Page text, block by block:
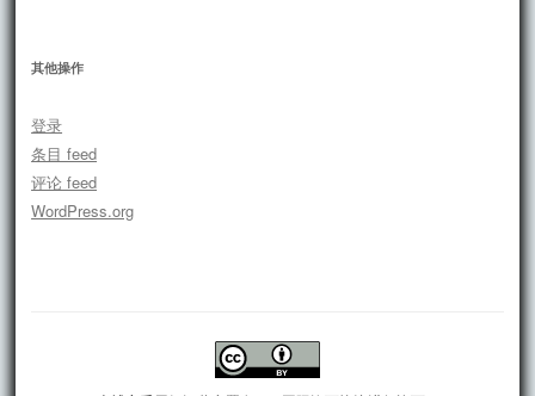
其他操作
登录
条目 feed
评论 feed
WordPress.org